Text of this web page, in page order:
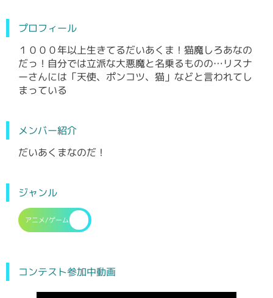
プロフィール
１０００年以上生きてるだいあくま！猫魔しろあなの
だっ！自分では立派な大悪魔と名乗るものの…リスナ
ーさんには「天使、ポンコツ、猫」などと言われてし
まっている
メンバー紹介
だいあくまなのだ！
ジャンル
アニメ/ゲーム
コンテスト参加中動画